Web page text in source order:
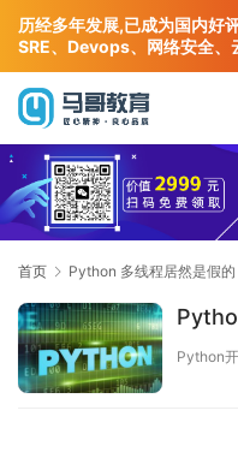
首页 Python 多线程居然是假的
Python
历经多年发展,已成为国内好
SRE、Devops、网络安全
业人才培训机构!